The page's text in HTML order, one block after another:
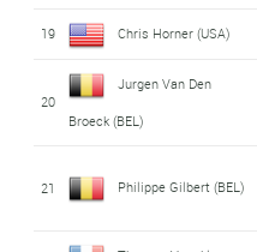
19 Chris Horner (USA)
20
Jurgen Van Den
Broeck (BEL)
21 Philippe Gilbert (BEL)